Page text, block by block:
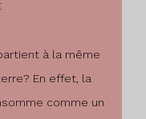
à la même
En effet, la
comme un